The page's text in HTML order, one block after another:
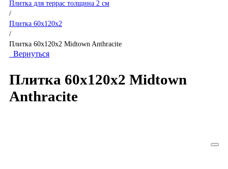
Плитка для террас толщина 2 см
/
Плитка 60x120x2
/
Плитка 60x120x2 Midtown Anthracite
Вернуться
Плитка 60x120x2 Midtown
Anthracite